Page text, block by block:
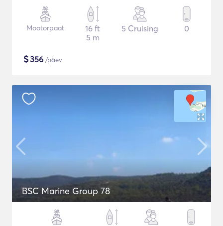
Mootorpaat
16 ft
5 m
5 Cruising 0
$356 /päev
BSC Marine Group 78